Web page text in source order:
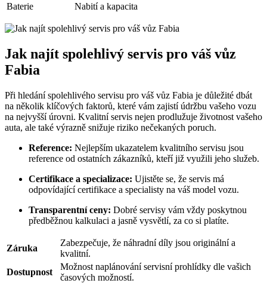
Baterie
Nabití a kapacita
Jak najít spolehlivý servis pro váš vůz
Fabia
Při hledání spolehlivého servisu pro váš vůz Fabia je důležité dbát
na několik klíčových faktorů, které vám zajistí údržbu vašeho vozu
na nejvyšší úrovni. Kvalitní servis nejen prodlužuje životnost vašeho
auta, ale také výrazně snižuje riziko nečekaných poruch.
Reference: Nejlepším ukazatelem kvalitního servisu jsou
reference od ostatních zákazníků, kteří již využili jeho služeb.
Certifikace a specializace: Ujistěte se, že servis má
odpovídající certifikace a specialisty na váš model vozu.
Transparentní ceny: Dobré servisy vám vždy poskytnou
předběžnou kalkulaci a jasně vysvětlí, za co si platíte.
Záruka
Zabezpečuje, že náhradní díly jsou originální a
kvalitní.
Dostupnost
Možnost naplánování servisní prohlídky dle vašich
časových možností.